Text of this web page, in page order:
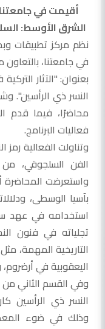
أقيمت في جامعتنا
الشرق الأوسط:
في جامعتنا،
بعنوان: "الآثار
النسر ذي الرأسين".
محاضرًا، فيما قدم
فعاليات البرنامج.
وتناولت الفعالية رمز
الفن السلجوقي، من
واستعرضت المحاضرة
بآسيا الوسطى،
استخدامه في عهد
تجلياته في فنون
التاريخية المهمة،
اليعقوبية في أرضروم،
وفي القسم الثاني من
النسر ذي الرأسين
وذلك في ضوء